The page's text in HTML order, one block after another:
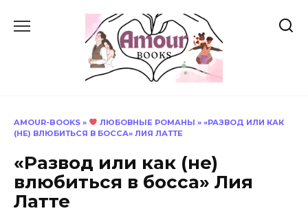
AMOUR-BOOKS » ЛЮБОВНЫЕ РОМАНЫ » «РАЗВОД ИЛИ КАК
(НЕ) ВЛЮБИТЬСЯ В БОССА» ЛИЯ ЛАТТЕ
«Развод или как (не)
влюбиться в босса» Лия
Латте